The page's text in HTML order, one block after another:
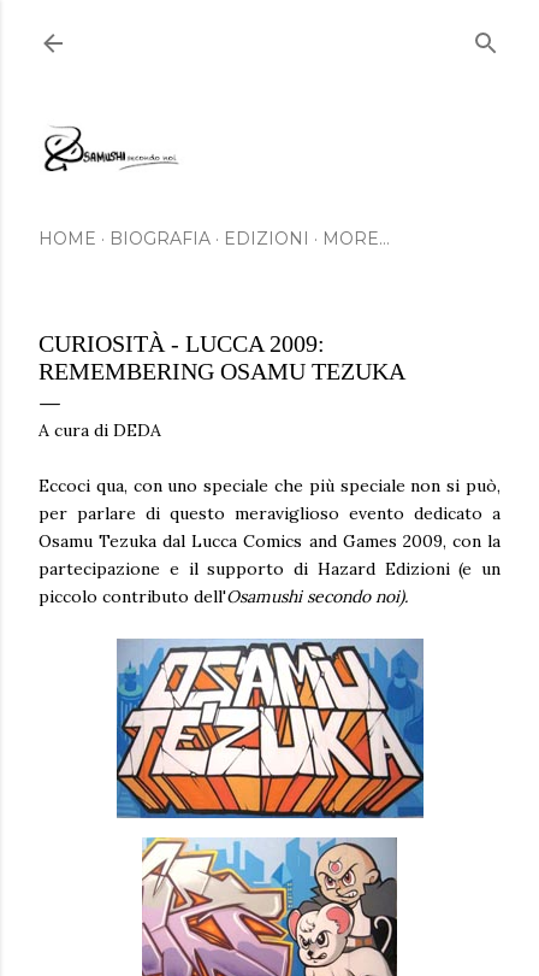
HOME BIOGRAFIA EDIZIONI MORE…
CURIOSITÀ - LUCCA 2009:
REMEMBERING OSAMU TEZUKA
A cura di DEDA
Eccoci qua, con uno speciale che più speciale non si può,
per parlare di questo meraviglioso evento dedicato a
Osamu Tezuka dal Lucca Comics and Games 2009, con la
partecipazione e il supporto di Hazard Edizioni (e un
piccolo contributo dell'Osamushi secondo noi).